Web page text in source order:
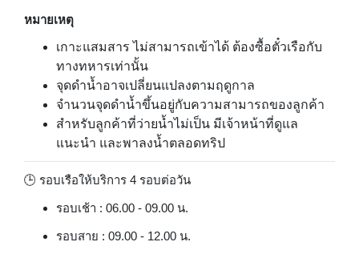
หมายเหตุ
เกาะแสมสาร ไม่สามารถเข้าได้ ต้องซื้อตั๋วเรือกับ
ทางทหารเท่านั้น
จุดดำน้ำอาจเปลี่ยนแปลงตามฤดูกาล
จำนวนจุดดำน้ำขึ้นอยู่กับความสามารถของลูกค้า
สำหรับลูกค้าที่ว่ายน้ำไม่เป็น มีเจ้าหน้าที่ดูแล
แนะนำ และพาลงน้ำตลอดทริป
🕒 รอบเรือให้บริการ 4 รอบต่อวัน
รอบเช้า : 06.00 - 09.00 น.
รอบสาย : 09.00 - 12.00 น.